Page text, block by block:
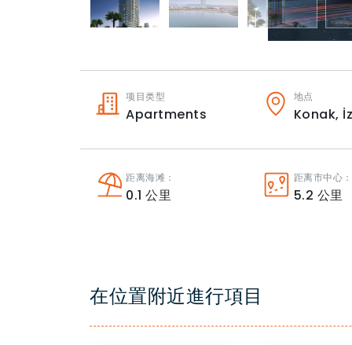
项目类型
Apartments
地点
Konak,
距离海滩：
0.1 公里
距离市中心：
5.2 公里
在位置附近進行項目